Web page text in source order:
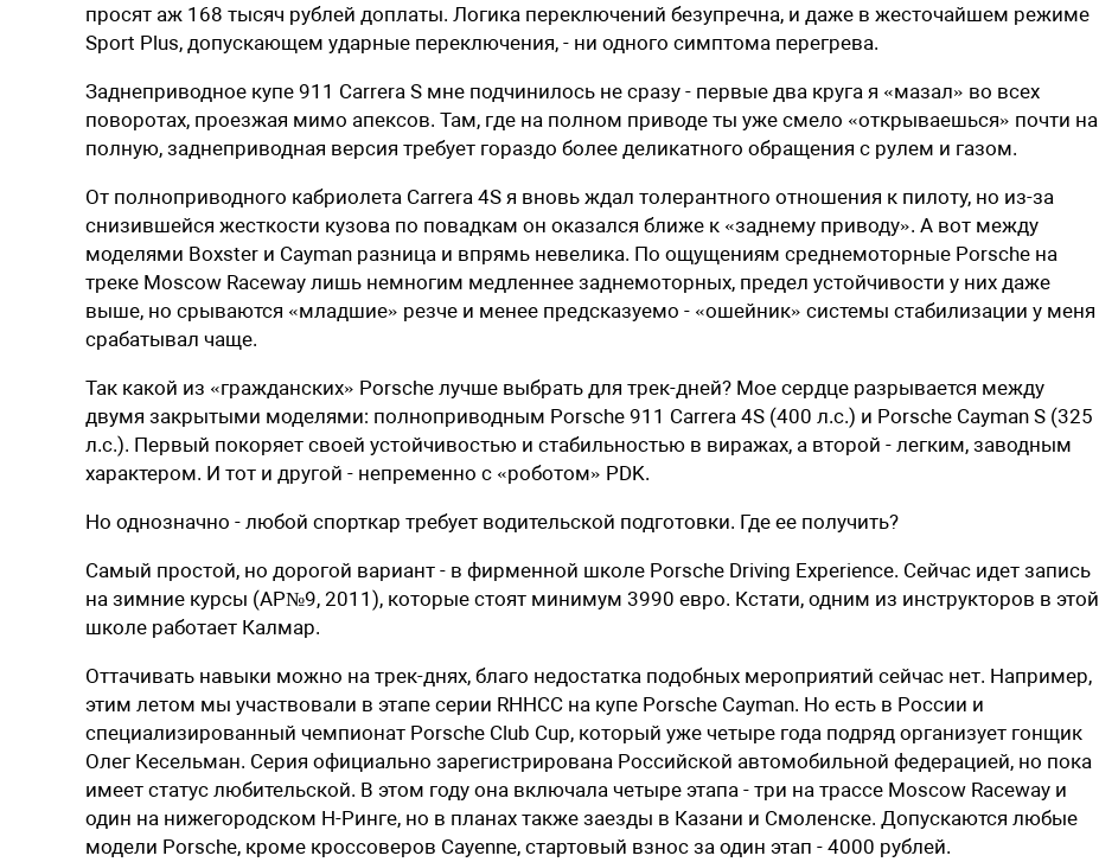
просят аж 168 тысяч рублей ­доплаты. Логика переключений безупречна, и даже в жесточайшем режиме
Sport Plus, допускающем ударные переключения, - ни одного симптома перегрева.
Заднеприводное купе 911 Carrera S мне подчинилось не сразу - первые два круга я «мазал» во всех
поворотах, проезжая мимо апексов. Там, где на полном приводе ты уже смело «открываешься» почти на
полную, заднеприводная версия требует гораздо более деликатного обращения с рулем и газом.
От полноприводного кабриолета Carrera 4S я вновь ждал толерантного отношения к пилоту, но из-за
снизившейся жесткости кузова по повадкам он оказался ближе к «заднему приводу». А вот между
моделями Boxster и Cayman разница и впрямь невелика. По ощущениям среднемоторные Porsche на
треке Moscow Raceway лишь немногим медленнее заднемоторных, предел устойчивости у них даже
выше, но срываются «младшие» резче и менее предсказуемо - «ошейник» системы стабилизации у меня
срабатывал чаще.
Так какой из «гражданских» Porsche лучше выбрать для трек-дней? Мое сердце разрывается между
двумя закрытыми моделями: полноприводным Porsche 911 Carrera 4S (400 л.с.) и Porsche Cayman S (325
л.с.). Первый покоряет своей устойчивостью и стабильностью в виражах, а второй - легким, заводным
характером. И тот и другой - непременно с «роботом» PDK.
Но однозначно - любой спорткар требует водительской подготовки. Где ее получить?
Самый простой, но дорогой вариант - в фирменной школе Porsche Driving Experience. Сейчас идет запись
на зимние курсы (АР№9, 2011), которые стоят минимум 3990 евро. Кстати, одним из инструкторов в этой
школе работает Калмар.
Оттачивать навыки можно на трек-днях, благо недостатка подобных мероприятий сейчас нет. Например,
этим летом мы участвовали в этапе серии RHHCC на купе Porsche Cayman. Но есть в России и
специализированный чемпионат Porsche Club Cup, который уже четыре года подряд организует гонщик
Олег Кесельман. Серия официально зарегистрирована Российской автомобильной федерацией, но пока
имеет статус любительской. В этом году она включала четыре этапа - три на трассе Moscow Raceway и
один на нижегородском Н-Ринге, но в планах также заезды в Казани и Смоленске. Допускаются любые
модели Porsche, кроме кроссоверов Cayenne, стартовый взнос за один этап - 4000 рублей.